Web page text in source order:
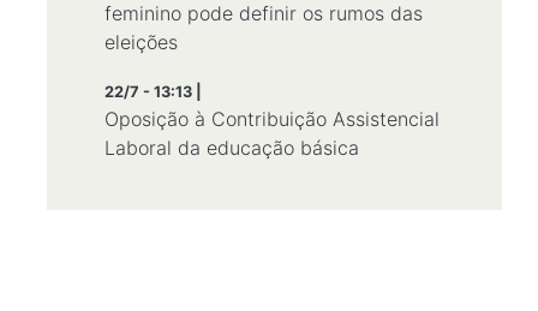
feminino pode definir os rumos das
eleições
22/7 - 13:13 |
Oposição à Contribuição Assistencial
Laboral da educação básica